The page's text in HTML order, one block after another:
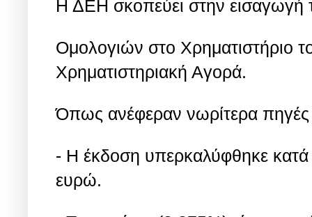
Η ΔΕΗ σκοπεύει στην εισαγωγή
Ομολογιών στο Χρηματιστήριο
Χρηματιστηριακή Αγορά.
Όπως ανέφεραν νωρίτερα πηγές
- Η έκδοση υπερκαλύφθηκε
ευρώ.